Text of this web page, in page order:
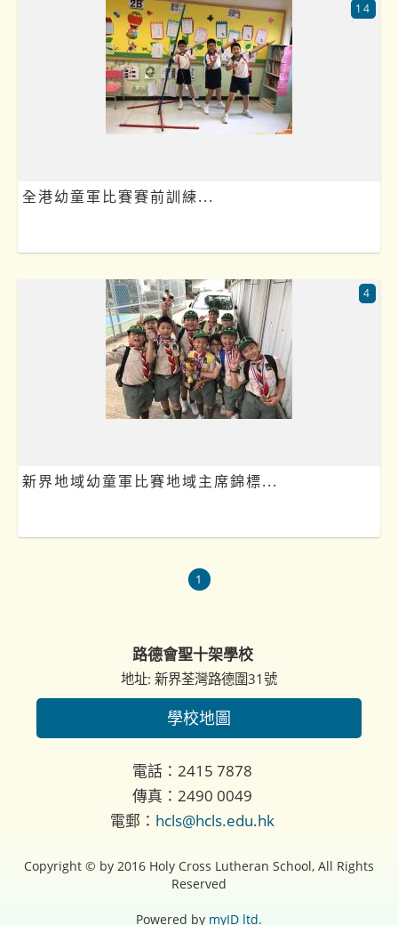
全港幼童軍比賽賽前訓練...
14
新界地域幼童軍比賽地域主席錦標...
4
1
路德會聖十架學校
地址: 新界荃灣路德圍31號
學校地圖
電話：2415 7878
傳真：2490 0049
電郵： hcls@hcls.edu.hk
Copyright © by 2016 Holy Cross Lutheran School, All Rights
Reserved
Powered by myID ltd.